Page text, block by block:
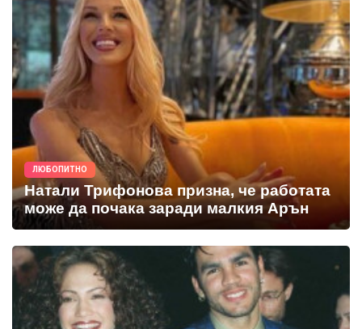
ЛЮБОПИТНО
Натали Трифонова призна, че работата
може да почака заради малкия Арън